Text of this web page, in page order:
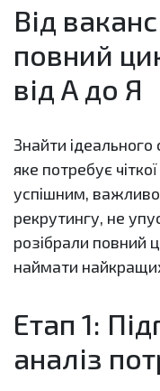
Від
повний
від А до Я
Знайти
яке потребує
успішним,
рекрутингу, не
розібрали повний
наймати
Етап 1:
аналіз